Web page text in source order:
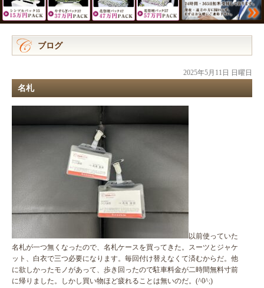
ブログ
2025年5月11日 日曜日
名札
以前使っていた
名札が一つ無くなったので、名札ケースを買ってきた。スーツとジャケ
ット、白衣で三つ必要になります。毎回付け替えなくて済むからだ。他
に欲しかったモノがあって、歩き回ったので駐車料金が二時間無料寸前
に帰りました。しかし買い物ほど疲れることは無いのだ。(^0^;)